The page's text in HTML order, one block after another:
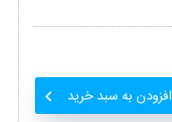
افزودن به سبد خرید